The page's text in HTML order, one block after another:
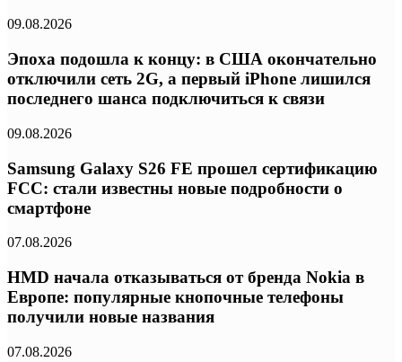
09.08.2026
Эпоха подошла к концу: в США окончательно
отключили сеть 2G, а первый iPhone лишился
последнего шанса подключиться к связи
09.08.2026
Samsung Galaxy S26 FE прошел сертификацию
FCC: стали известны новые подробности о
смартфоне
07.08.2026
HMD начала отказываться от бренда Nokia в
Европе: популярные кнопочные телефоны
получили новые названия
07.08.2026